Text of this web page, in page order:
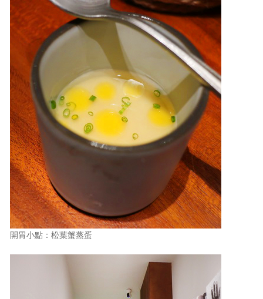
開胃小點：松葉蟹蒸蛋